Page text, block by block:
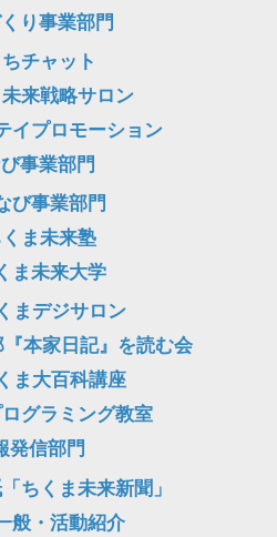
り事業部門
ちチャット
来戦略サロン
イプロモーション
事業部門
び事業部門
ま未来塾
ま未来大学
まデジサロン
本家日記』を読む会
ま大百科講座
グラミング教室
発信部門
ちくま未来新聞」
般・活動紹介